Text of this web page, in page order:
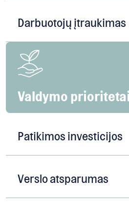
Darbuotojų įtraukimas
Valdymo prioritetai
Patikimos investicijos
Verslo atsparumas